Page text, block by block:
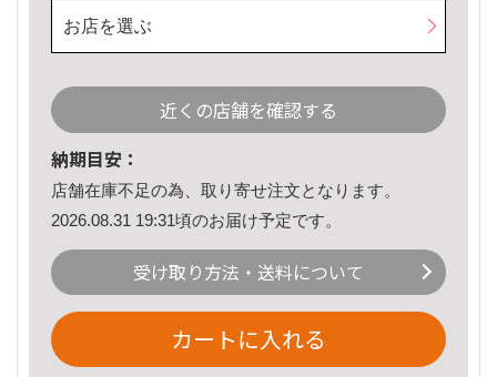
お店を選ぶ
近くの店舗を確認する
納期目安：
店舗在庫不足の為、取り寄せ注文となります。
2026.08.31 19:31頃のお届け予定です。
受け取り方法・送料について
カートに入れる